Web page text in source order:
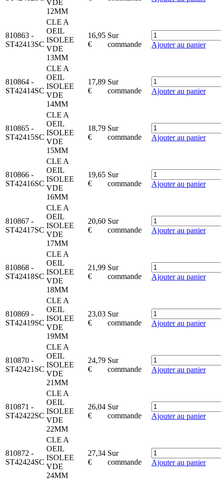
VDE
12MM
810863 -
ST42413SC
CLE A
OEIL
ISOLEE
VDE
13MM
16,95
€
Sur
commande
Ajouter au panier
810864 -
ST42414SC
CLE A
OEIL
ISOLEE
VDE
14MM
17,89
€
Sur
commande
Ajouter au panier
810865 -
ST42415SC
CLE A
OEIL
ISOLEE
VDE
15MM
18,79
€
Sur
commande
Ajouter au panier
810866 -
ST42416SC
CLE A
OEIL
ISOLEE
VDE
16MM
19,65
€
Sur
commande
Ajouter au panier
810867 -
ST42417SC
CLE A
OEIL
ISOLEE
VDE
17MM
20,60
€
Sur
commande
Ajouter au panier
810868 -
ST42418SC
CLE A
OEIL
ISOLEE
VDE
18MM
21,99
€
Sur
commande
Ajouter au panier
810869 -
ST42419SC
CLE A
OEIL
ISOLEE
VDE
19MM
23,03
€
Sur
commande
Ajouter au panier
810870 -
ST42421SC
CLE A
OEIL
ISOLEE
VDE
21MM
24,79
€
Sur
commande
Ajouter au panier
810871 -
ST42422SC
CLE A
OEIL
ISOLEE
VDE
22MM
26,04
€
Sur
commande
Ajouter au panier
810872 -
ST42424SC
CLE A
OEIL
ISOLEE
VDE
24MM
27,34
€
Sur
commande
Ajouter au panier